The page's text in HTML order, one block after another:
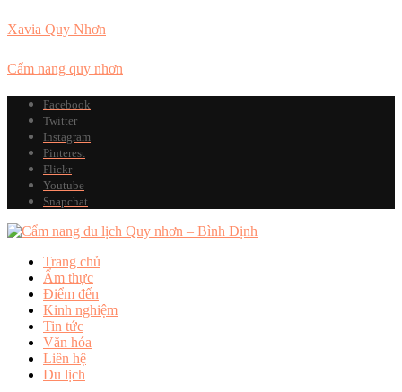
Xavia Quy Nhơn
Cẩm nang quy nhơn
Facebook
Twitter
Instagram
Pinterest
Flickr
Youtube
Snapchat
Trang chủ
Ẩm thực
Điểm đến
Kinh nghiệm
Tin tức
Văn hóa
Liên hệ
Du lịch